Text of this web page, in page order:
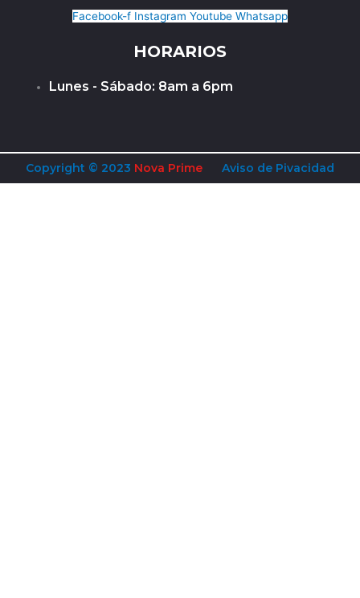
Facebook-f Instagram Youtube Whatsapp
HORARIOS
Lunes - Sábado: 8am a 6pm
Copyright © 2023 Nova Prime Aviso de Pivacidad